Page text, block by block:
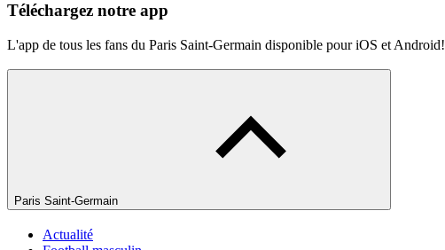
Téléchargez notre app
L'app de tous les fans du Paris Saint-Germain disponible pour iOS et Android!
Paris Saint-Germain
Actualité